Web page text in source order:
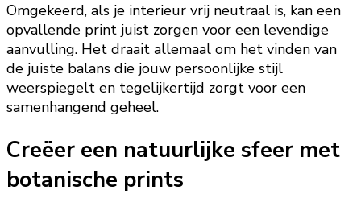
Omgekeerd, als je interieur vrij neutraal is, kan een
opvallende print juist zorgen voor een levendige
aanvulling. Het draait allemaal om het vinden van
de juiste balans die jouw persoonlijke stijl
weerspiegelt en tegelijkertijd zorgt voor een
samenhangend geheel.
Creëer een natuurlijke sfeer met
botanische prints